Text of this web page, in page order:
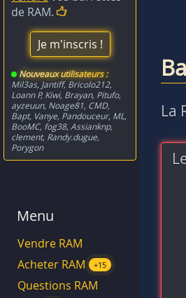
La
de RAM.
Je m'inscris !
Nouveaux utilisateurs :
Mil3as, Jantiff, Bricolo212,
Loann P,Kiwi, Brayan, Pitufo,
ayzeuun, Noage81, CMD,
Bapt, Vanye, Pandouceur, ML,
BooMC, fog38, Assianknp,
clement, Randy.dugue,
Porygon
Menu
Vendre RAM
Acheter RAM
+15
Questions RAM